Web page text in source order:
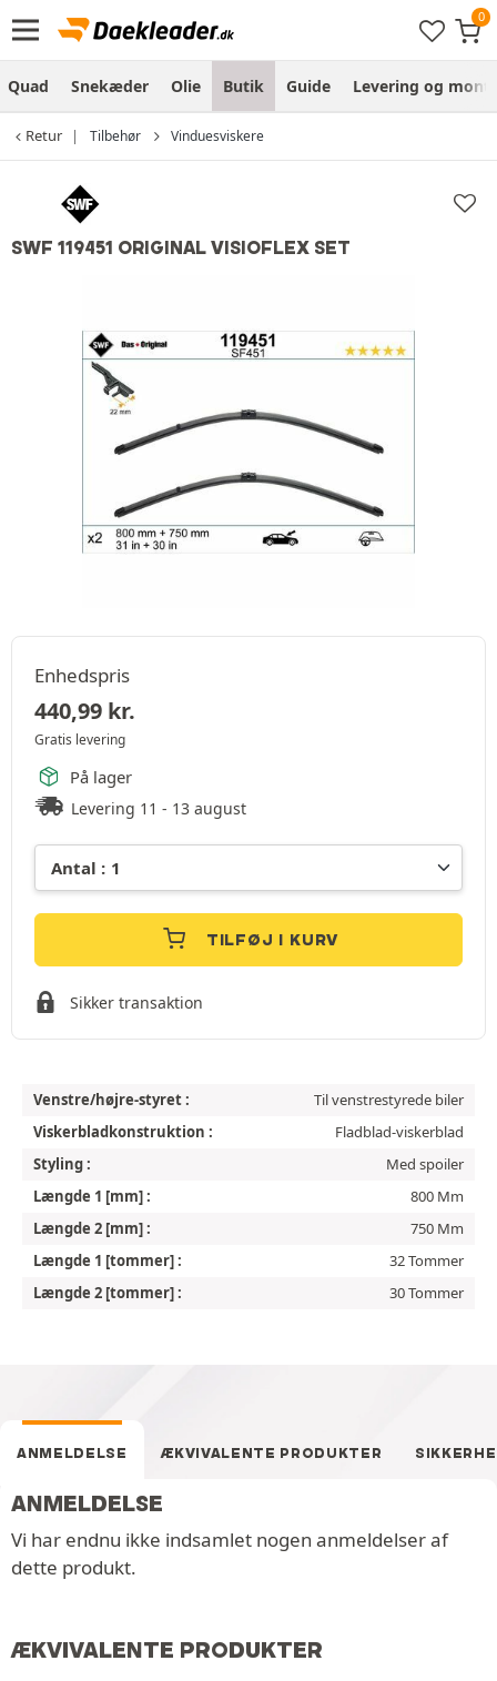
Quad Snekæder Olie Butik Guide Levering og
Retur Tilbehør Vinduesviskere
SWF 119451 ORIGINAL VISIOFLEX SET
Enhedspris
440,99 kr.
Gratis levering
På lager
Levering 11 - 13 august
TILFØJ I KURV
Sikker transaktion
Venstre/højre-styret :
Til venstrestyrede biler
Viskerbladkonstruktion :
Fladblad-viskerblad
Styling :
Med spoiler
Længde 1 [mm] :
800 Mm
Længde 2 [mm] :
750 Mm
Længde 1 [tommer] :
32 Tommer
Længde 2 [tommer] :
30 Tommer
ANMELDELSE ÆKVIVALENTE PRODUKTER
ANMELDELSE
Vi har endnu ikke indsamlet nogen anmeldelser af
dette produkt.
ÆKVIVALENTE PRODUKTER